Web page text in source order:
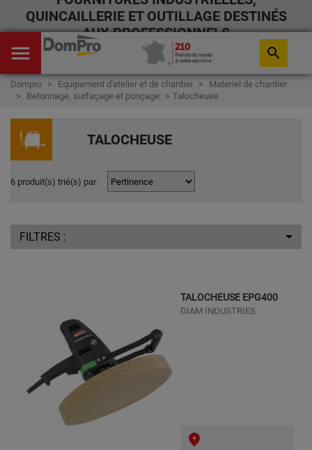
QUINCAILLERIE ET OUTILLAGE DESTINÉS
AUX PROFESSIONNELS
menu search
Dompro Equipement d'atelier et de chantier
Materiel de chantier
Betonnage, surfaçage et ponçage
Talocheuse
TALOCHEUSE
6 produit(s) trié(s) par
FILTRES :
TALOCHEUSE EPG400
DIAM INDUSTRIES